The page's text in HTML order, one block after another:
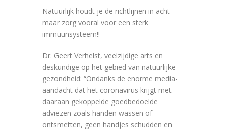
Natuurlijk houdt je de richtlijnen in acht
maar zorg vooral voor een sterk
immuunsysteem!!
Dr. Geert Verhelst, veelzijdige arts en
deskundige op het gebied van natuurlijke
gezondheid: “Ondanks de enorme media-
aandacht dat het coronavirus krijgt met
daaraan gekoppelde goedbedoelde
adviezen zoals handen wassen of -
ontsmetten, geen handjes schudden en